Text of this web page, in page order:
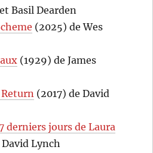
Basil Dearden
(2025) de Wes
(1929) de James
(2017) de David
derniers jours de Laura
Lynch